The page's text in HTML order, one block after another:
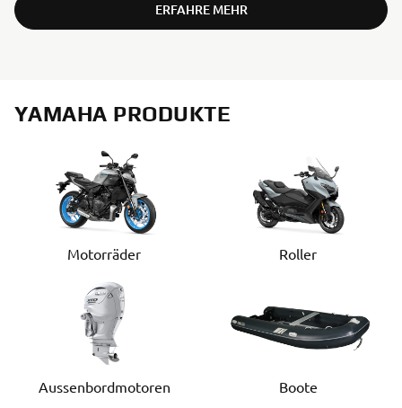
ERFAHRE MEHR
YAMAHA PRODUKTE
Motorräder Roller
Aussenbordmotoren Boote